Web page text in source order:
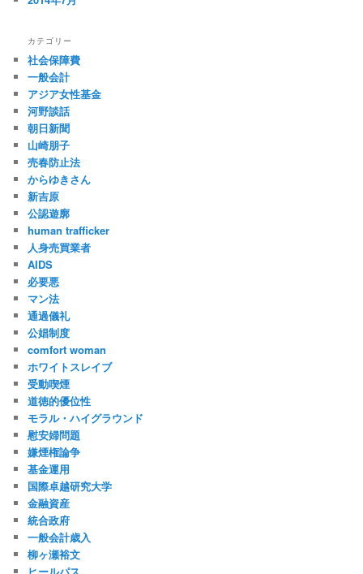
カテゴリー
社会保障費
一般会計
アジア女性基金
河野談話
朝日新聞
山崎朋子
売春防止法
からゆきさん
新吉原
公認遊廓
human trafficker
人身売買業者
AIDS
必要悪
マン法
通過儀礼
公娼制度
comfort woman
ホワイトスレイブ
受動喫煙
道徳的優位性
モラル・ハイグラウンド
慰安婦問題
嫌煙権論争
基金運用
国際卓越研究大学
金融資産
統合政府
一般会計歳入
柳ヶ瀬裕文
ヒールパス